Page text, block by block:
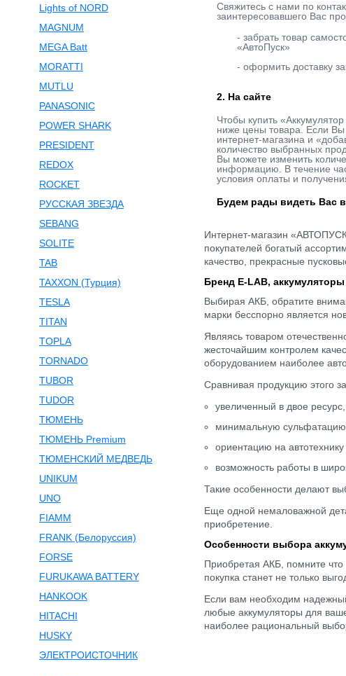
Lights of NORD
MAGNUM
MEGA Batt
MORATTI
MUTLU
PANASONIC
POWER SHARK
PRESIDENT
REDOX
ROCKET
РУССКАЯ ЗВЕЗДА
SEBANG
SOLITE
TAB
TAXXON (Турция)
TESLA
TITAN
TOPLA
TORNADO
TUBOR
TUDOR
ТЮМЕНЬ
ТЮМЕНЬ Premium
ТЮМЕНСКИЙ МЕДВЕДЬ
UNIKUM
UNO
FIAMM
FRANK (Белоруссия)
FORSE
FURUKAWA BATTERY
HANKOOK
HITACHI
HUSKY
ЭЛЕКТРОИСТОЧНИК
Свяжитесь с нами по
заинтересовавшего Вас
- забрать товар
«АвтоПуск»
- оформить доставку
2. На сайте
Чтобы купить
ниже цены товара. Если Вы
интернет-магазина и
количество выбранных
Вы можете изменить
информацию. В течение
условия оплаты и
Будем рады видеть Вас
Интернет-магазин
покупателей богатый
качество, прекрасные
Бренд E-LAB,
Выбирая АКБ, обратите
марки бесспорно является
Являясь товаром
жесточайшим контролем
оборудованием наиболее
Сравнивая продукцию этого
увеличенный в двое
минимальную сульфатацию
ориентацию на
возможность работы в
Такие особенности делают
Еще одной немаловажной
приобретение.
Особенности выбора
Приобретая АКБ, помните что
покупка станет не только
Если вам необходим
любые аккумуляторы для
наиболее рациональный